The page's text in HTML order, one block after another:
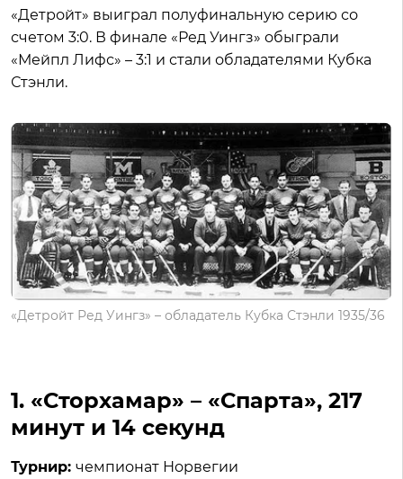
«Детройт» выиграл полуфинальную серию со
счетом 3:0. В финале «Ред Уингз» обыграли
«Мейпл Лифс» – 3:1 и стали обладателями Кубка
Стэнли.
«Детройт Ред Уингз» – обладатель Кубка Стэнли 1935/36
1. «Сторхамар» – «Спарта», 217
минут и 14 секунд
Турнир: чемпионат Норвегии